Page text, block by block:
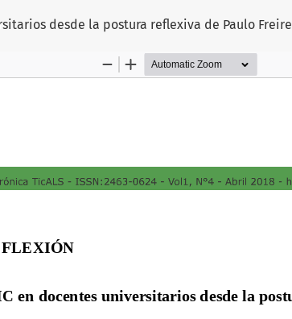
desde la postura reflexiva de Paulo Freire